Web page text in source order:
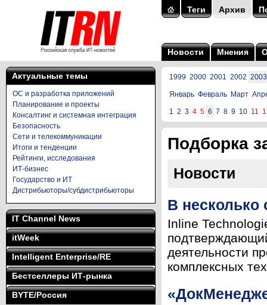
Теги Архив
Новости Мнения
Актуальные темы
ОС и разработка приложений
Планирование и проекты
Консалтинг и системная интеграция
Безопасность
Сети и телекоммуникации
Итоги и тенденции
Рейтинги, исследования
ИТ-бизнес
Государство и ИТ
Дистрибьюторы/субдистрибьюторы
IT Channel News
itWeek
Intelligent Enterprise/RE
Бестселлеры ИТ-рынка
BYTE/Россия
1999 2000 2001 2002 2003
Январь Февраль Март
1 2 3 4 5 6 7 8 9 10 11
Подборка
Новости
В несколько
Inline
деятельности
комплексных